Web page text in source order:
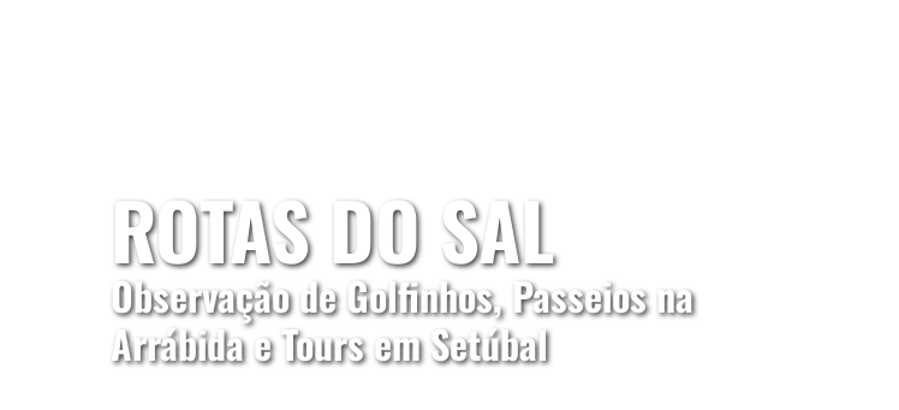
ROTAS DO SAL
Observação de Golfinhos, Passeios na
Arrábida e Tours em Setúbal